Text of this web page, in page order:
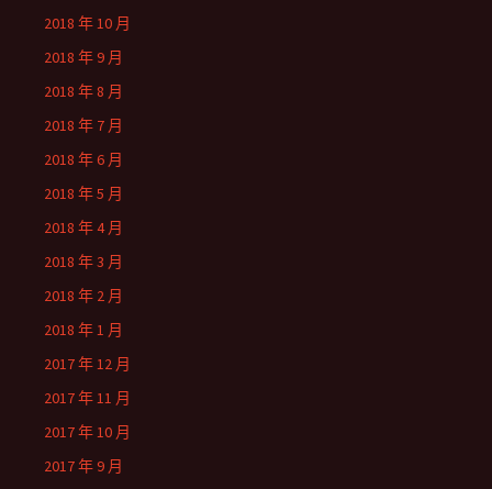
2018 年 10 月
2018 年 9 月
2018 年 8 月
2018 年 7 月
2018 年 6 月
2018 年 5 月
2018 年 4 月
2018 年 3 月
2018 年 2 月
2018 年 1 月
2017 年 12 月
2017 年 11 月
2017 年 10 月
2017 年 9 月